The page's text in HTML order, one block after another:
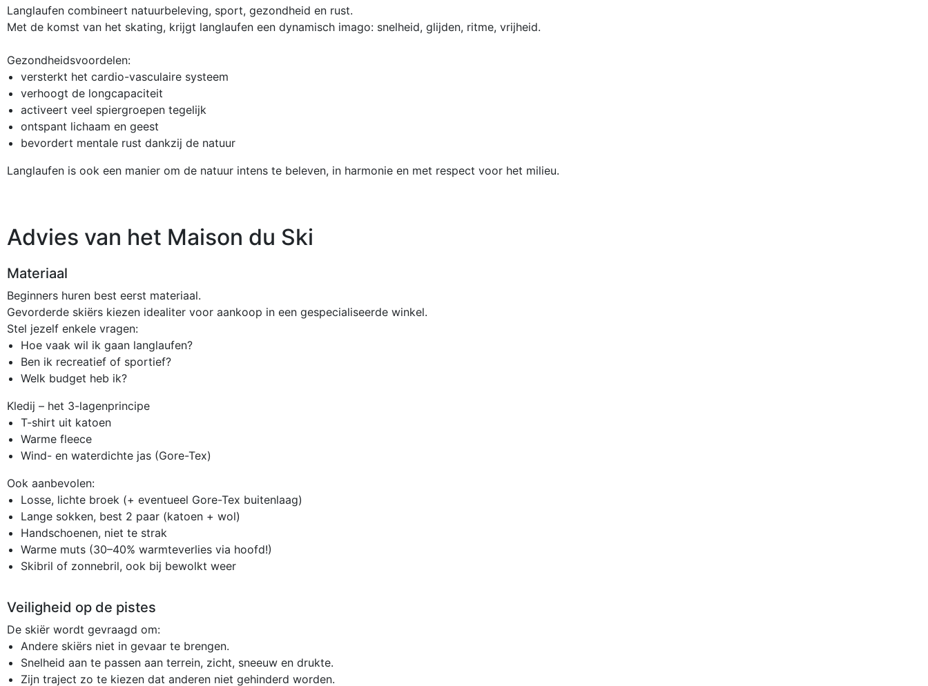
Langlaufen combineert natuurbeleving, sport, gezondheid en rust.
Met de komst van het skating, krijgt langlaufen een dynamisch imago: snelheid, glijden, ritme, vrijheid.
Gezondheidsvoordelen:
versterkt het cardio-vasculaire systeem
verhoogt de longcapaciteit
activeert veel spiergroepen tegelijk
ontspant lichaam en geest
bevordert mentale rust dankzij de natuur
Langlaufen is ook een manier om de natuur intens te beleven, in harmonie en met respect voor het milieu.
Advies van het Maison du Ski
Materiaal
Beginners huren best eerst materiaal.
Gevorderde skiërs kiezen idealiter voor aankoop in een gespecialiseerde winkel.
Stel jezelf enkele vragen:
Hoe vaak wil ik gaan langlaufen?
Ben ik recreatief of sportief?
Welk budget heb ik?
Kledij – het 3-lagenprincipe
T-shirt uit katoen
Warme fleece
Wind- en waterdichte jas (Gore-Tex)
Ook aanbevolen:
Losse, lichte broek (+ eventueel Gore-Tex buitenlaag)
Lange sokken, best 2 paar (katoen + wol)
Handschoenen, niet te strak
Warme muts (30–40% warmteverlies via hoofd!)
Skibril of zonnebril, ook bij bewolkt weer
Veiligheid op de pistes
De skiër wordt gevraagd om:
Andere skiërs niet in gevaar te brengen.
Snelheid aan te passen aan terrein, zicht, sneeuw en drukte.
Zijn traject zo te kiezen dat anderen niet gehinderd worden.